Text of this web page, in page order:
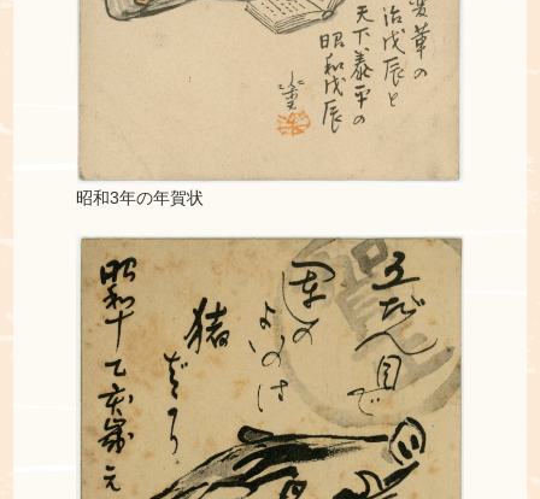
昭和3年の年賀状